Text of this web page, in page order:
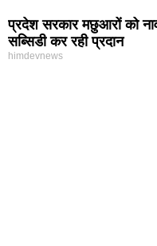
प्रदेश सरकार मछुआरों को
सब्सिडी कर रही प्रदान
himdevnews